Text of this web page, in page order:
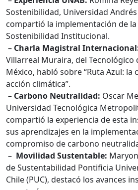
Sostenibilidad, Universidad Andrés
compartió la implementación de
Sostenibilidad Institucional.
– Charla Magistral
Villarreal Muraira, del Tecnológico
México, habló sobre “Ruta Azul:
acción climática”.
– Carbono Neutralidad: Oscar
Universidad Tecnológica
compartió la experiencia de esta
sus aprendizajes en la
compromiso de carbono
– Movilidad Sustentable:
de Sustentabilidad Pontificia
Chile (PUC), destacó los avances